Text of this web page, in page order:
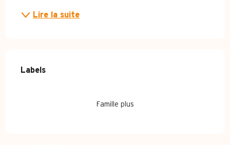
Lire la suite
Offres de prestations
Labels
Labels
Famille plus